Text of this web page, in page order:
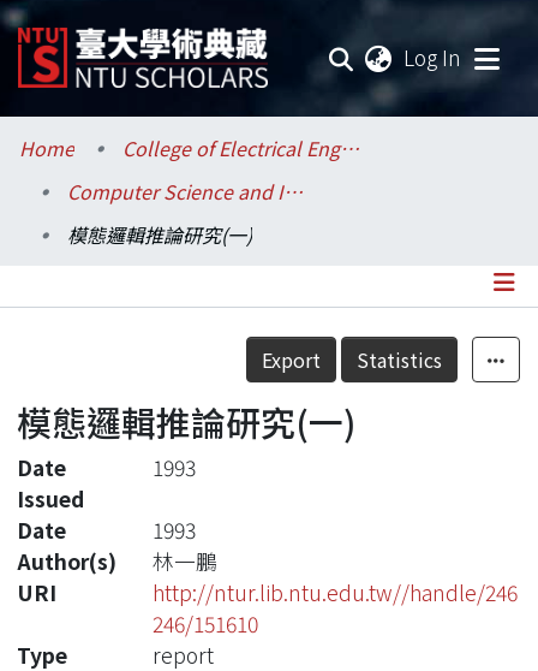
Log In
Communities & Collections
Research Outputs
Statistics
Home
College of Electrical Engineering and Computer Science / 電機資訊學院
Computer Science and Information Engineering / 資訊工程學系
模態邏輯推論研究(一)
Details
Export Statistics
模態邏輯推論研究(一)
Date
Issued
1993
Date
1993
Author(s)
林一鵬
URI
http://ntur.lib.ntu.edu.tw//handle/246
246/151610
Type
report